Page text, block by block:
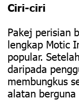
Ciri-ciri
Pakej perisian
lengkap Motic
popular.
daripada
membungkus
alatan